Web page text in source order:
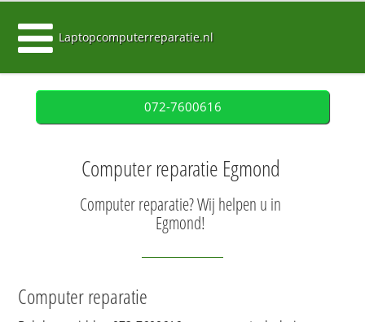
Laptopcomputerreparatie.nl
072-7600616
Computer reparatie Egmond
Computer reparatie? Wij helpen u in
Egmond!
Computer reparatie